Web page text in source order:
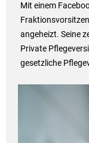
Mit einem
angeheizt. Seine
Private
gesetzliche